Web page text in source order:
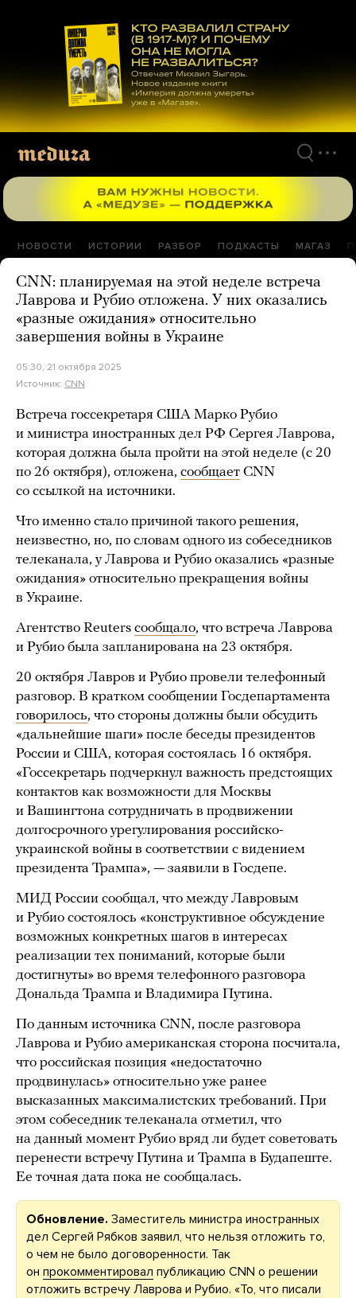
материалам
НОВОСТИ ИСТОРИИ РАЗБОР ПОДКАСТЫ МАГАЗ
CNN: планируемая на этой неделе встреча
Лаврова и Рубио отложена. У них оказались
«разные ожидания» относительно
завершения войны в Украине
05:30, 21 октября 2025
Источник: CNN
Встреча госсекретаря США Марко Рубио
и министра иностранных дел РФ Сергея Лаврова,
которая должна была пройти на этой неделе (с 20
по 26 октября), отложена, сообщает CNN
со ссылкой на источники.
Что именно стало причиной такого решения,
неизвестно, но, по словам одного из собеседников
телеканала, у Лаврова и Рубио оказались «разные
ожидания» относительно прекращения войны
в Украине.
Агентство Reuters сообщало, что встреча Лаврова
и Рубио была запланирована на 23 октября.
20 октября Лавров и Рубио провели телефонный
разговор. В кратком сообщении Госдепартамента
говорилось, что стороны должны были обсудить
«дальнейшие шаги» после беседы президентов
России и США, которая состоялась 16 октября.
«Госсекретарь подчеркнул важность предстоящих
контактов как возможности для Москвы
и Вашингтона сотрудничать в продвижении
долгосрочного урегулирования российско-
украинской войны в соответствии с видением
президента Трампа», — заявили в Госдепе.
МИД России сообщал, что между Лавровым
и Рубио состоялось «конструктивное обсуждение
возможных конкретных шагов в интересах
реализации тех пониманий, которые были
достигнуты» во время телефонного разговора
Дональда Трампа и Владимира Путина.
По данным источника CNN, после разговора
Лаврова и Рубио американская сторона посчитала,
что российская позиция «недостаточно
продвинулась» относительно уже ранее
высказанных максималистских требований. При
этом собеседник телеканала отметил, что
на данный момент Рубио вряд ли будет советовать
перенести встречу Путина и Трампа в Будапеште.
Ее точная дата пока не сообщалась.
Обновление. Заместитель министра иностранных
дел Сергей Рябков заявил, что нельзя отложить то,
о чем не было договоренности. Так
он прокомментировал публикацию CNN о решении
отложить встречу Лаврова и Рубио. «То, что писали